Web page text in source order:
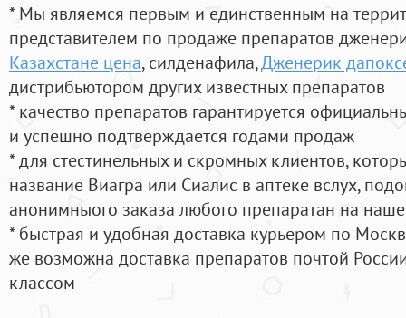
* Мы являемся первым и единственным на
представителем по продаже препаратов
Казахстане цена, силденафила,Дженерик
дистрибьютором других известных препаратов
* качество препаратов гарантируется
и успешно подтверждается годами продаж
* для стестинельных и скромных клиентов,
название Виагра или Сиалис в аптеке вслух,
анонимныого заказа любого препаратан на
* быстрая и удобная доставка курьером по
же возможна доставка препаратов почтой
классом